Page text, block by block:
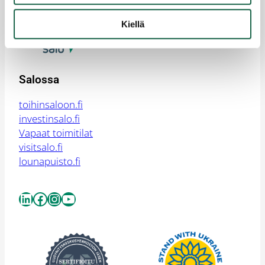
Kiellä
yrityssalo@yrityssalo.fi
Salossa
toihinsaloon.fi
investinsalo.fi
Vapaat toimitilat
visitsalo.fi
lounapuisto.fi
LinkedIn
Facebook
Instagram
YouTube